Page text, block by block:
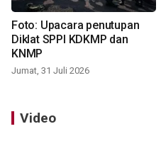
Foto: Upacara penutupan
Diklat SPPI KDKMP dan
KNMP
Jumat, 31 Juli 2026
Video